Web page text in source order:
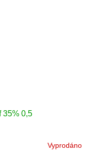
35% 0,5
Vyprodáno